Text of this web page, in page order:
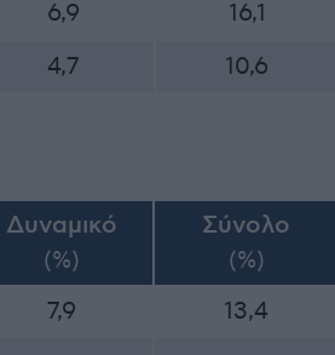
6,9
16,1
4,7 10,6
Δυναμικό
(%)
Σύνολο
(%)
7,9 13,4